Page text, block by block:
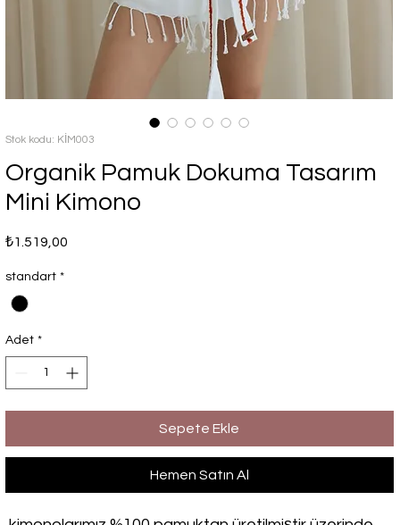
Stok kodu: KİM003
Organik Pamuk Dokuma Tasarım
Mini Kimono
₺1.519,00
standart *
Adet *
Sepete Ekle
Hemen Satın Al